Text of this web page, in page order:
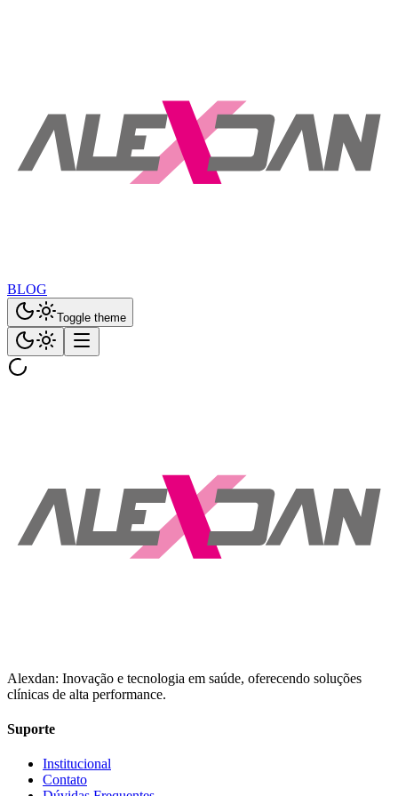
BLOG
Toggle theme
Alexdan: Inovação e tecnologia em saúde, oferecendo soluções
clínicas de alta performance.
Suporte
Institucional
Contato